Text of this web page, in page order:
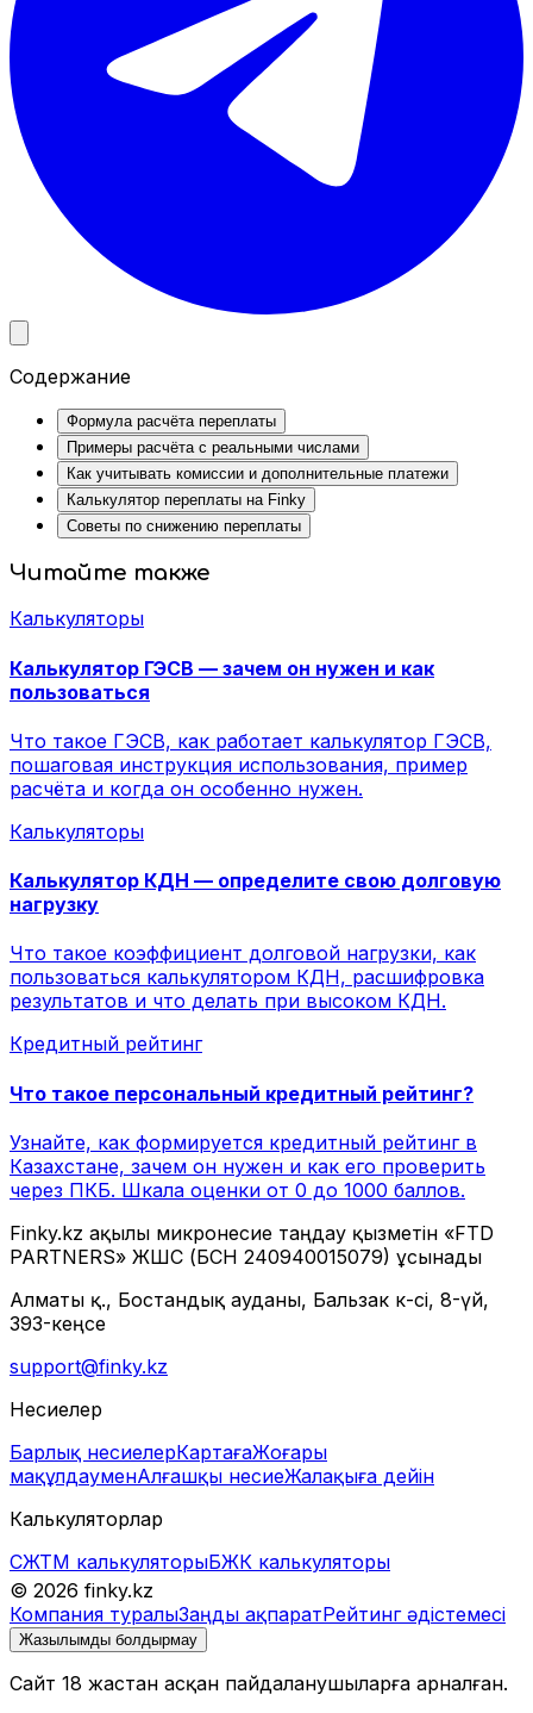
Содержание
Формула расчёта переплаты
Примеры расчёта с реальными числами
Как учитывать комиссии и дополнительные платежи
Калькулятор переплаты на Finky
Советы по снижению переплаты
Читайте также
Калькуляторы
Калькулятор ГЭСВ — зачем он нужен и как
пользоваться
Что такое ГЭСВ, как работает калькулятор ГЭСВ,
пошаговая инструкция использования, пример
расчёта и когда он особенно нужен.
Калькуляторы
Калькулятор КДН — определите свою долговую
нагрузку
Что такое коэффициент долговой нагрузки, как
пользоваться калькулятором КДН, расшифровка
результатов и что делать при высоком КДН.
Кредитный рейтинг
Что такое персональный кредитный рейтинг?
Узнайте, как формируется кредитный рейтинг в
Казахстане, зачем он нужен и как его проверить
через ПКБ. Шкала оценки от 0 до 1000 баллов.
Finky.kz ақылы микронесие таңдау қызметін «FTD
PARTNERS» ЖШС (БСН 240940015079) ұсынады
Алматы қ., Бостандық ауданы, Бальзак к-сі, 8-үй,
393-кеңсе
support@finky.kz
Несиелер
Барлық несиелерКартағаЖоғары
мақұлдауменАлғашқы несиеЖалақыға дейін
Калькуляторлар
СЖТМ калькуляторыБЖК калькуляторы
© 2026 finky.kz
Компания туралыЗаңды ақпаратРейтинг әдістемесі
Жазылымды болдырмау
Сайт 18 жастан асқан пайдаланушыларға арналған.